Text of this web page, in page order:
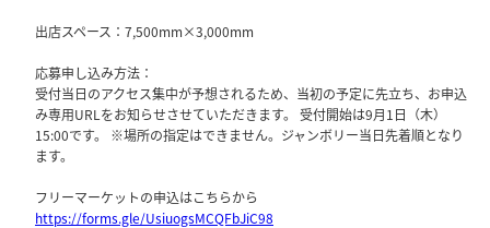
出店スペース：7,500mm×3,000mm
応募申し込み方法：
受付当日のアクセス集中が予想されるため、当初の予定に先立ち、お申込
み専用URLをお知らせさせていただきます。 受付開始は9月1日（木）
15:00です。 ※場所の指定はできません。ジャンボリー当日先着順となり
ます。
フリーマーケットの申込はこちらから
https://forms.gle/UsiuogsMCQFbJiC98